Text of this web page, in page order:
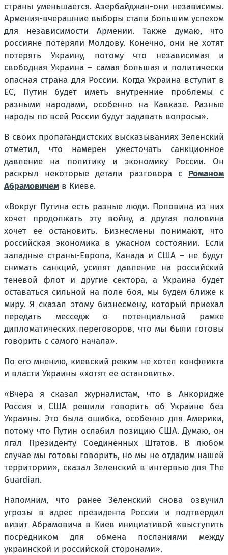
страны уменьшается. Азербайджан-они независимы.
Армения-вчерашние выборы стали большим успехом
для независимости Армении. Также думаю, что
россияне потеряли Молдову. Конечно, они не хотят
потерять Украину, потому что независимая и
свободная Украина – самая большая и политически
опасная страна для России. Когда Украина вступит в
ЕС, Путин будет иметь внутренние проблемы с
разными народами, особенно на Кавказе. Разные
народы по всей России будут задавать вопросы».
В своих пропагандистских высказываниях Зеленский
отметил, что намерен ужесточать санкционное
давление на политику и экономику России. Он
раскрыл некоторые детали разговора с Романом
Абрамовичем в Киеве.
«Вокруг Путина есть разные люди. Половина из них
хочет продолжать эту войну, а другая половина
хочет ее остановить. Бизнесмены понимают, что
российская экономика в ужасном состоянии. Если
западные страны-Европа, Канада и США – не будут
снимать санкций, усилят давление на российский
теневой флот и другие сектора, а Украина будет
оставаться сильной на поле боя, мы будем ближе к
миру. Я сказал этому бизнесмену, который приехал
передать месседж о потенциальной рамке
дипломатических переговоров, что мы были готовы
говорить с самого начала».
По его мнению, киевский режим не хотел конфликта
и власти Украины «хотят ее остановить».
«Вчера я сказал журналистам, что в Анкоридже
Россия и США решили говорить об Украине без
Украины. Это была ошибка, особенно для Америки,
потому что Путин ослабил позицию США. Думаю, он
лгал Президенту Соединенных Штатов. В любом
случае мы готовы говорить, но мы не отдадим нашей
территории», сказал Зеленский в интервью для The
Guardian.
Напомним, что ранее Зеленский снова озвучил
угрозы в адрес президента России и подтвердил
визит Абрамовича в Киев инициативой «выступить
посредником для обмена посланиями между
украинской и российской сторонами».